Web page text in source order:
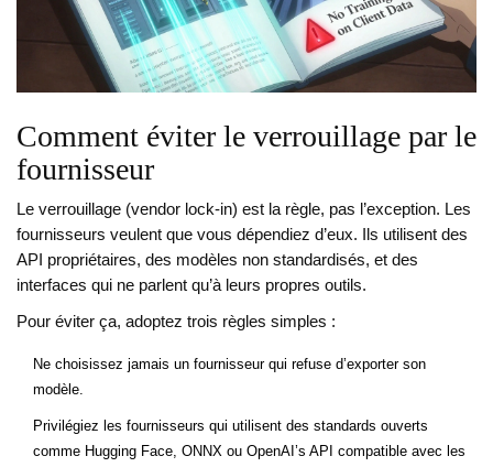
Comment éviter le verrouillage par le
fournisseur
Le verrouillage (vendor lock-in) est la règle, pas l’exception. Les
fournisseurs veulent que vous dépendiez d’eux. Ils utilisent des
API propriétaires, des modèles non standardisés, et des
interfaces qui ne parlent qu’à leurs propres outils.
Pour éviter ça, adoptez trois règles simples :
Ne choisissez jamais un fournisseur qui refuse d’exporter son
modèle.
Privilégiez les fournisseurs qui utilisent des standards ouverts
comme Hugging Face, ONNX ou OpenAI’s API compatible avec les